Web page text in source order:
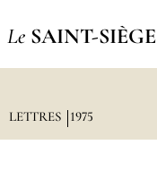
Le SAINT-SIÈGE
LETTRES 1975